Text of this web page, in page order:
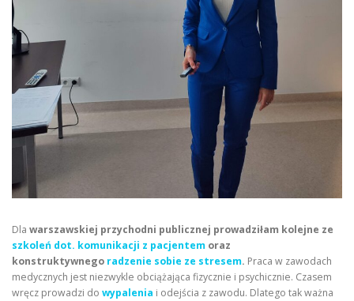
Dla warszawskiej przychodni publicznej prowadziłam kolejne ze
szkoleń dot. komunikacji z pacjentem oraz
konstruktywnego radzenie sobie ze stresem. Praca w zawodach
medycznych jest niezwykle obciążająca fizycznie i psychicznie. Czasem
wręcz prowadzi do wypalenia i odejścia z zawodu. Dlatego tak ważna